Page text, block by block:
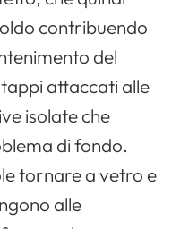
contribuendo
del
attaccati alle
isolate che
di fondo.
tornare a vetro e
alle